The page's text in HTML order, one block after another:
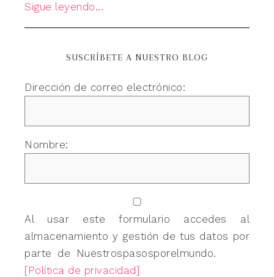
Sigue leyendo...
SUSCRÍBETE A NUESTRO BLOG
Dirección de correo electrónico:
Nombre:
Al usar este formulario accedes al
almacenamiento y gestión de tus datos por
parte de Nuestrospasosporelmundo.
[Política de privacidad]